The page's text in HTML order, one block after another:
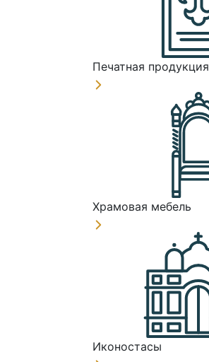
Печатная продукция
Храмовая мебель
Иконостасы